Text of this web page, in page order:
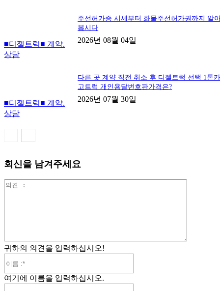
■디젤트럭■ 계약.
상담
주선허가증 시세부터 화물주선허가권까지 알
봅시다
2026년 08월 04일
■디젤트럭■ 계약.
상담
다른 곳 계약 직전 취소 후 디젤트럭 선택 1톤
고트럭 개인용달번호판가격은?
2026년 07월 30일
회신을 남겨주세요
귀하의 의견을 입력하십시오!
여기에 이름을 입력하십시오.